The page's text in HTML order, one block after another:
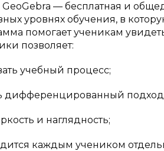
GeoGebra — бесплатная и
уровнях обучения, в
помогает ученикам
позволяет:
учебный процесс;
дифференцированный
и наглядность;
каждым учеником